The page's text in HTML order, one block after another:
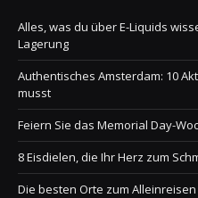
Alles, was du über E-Liquids
Lagerung
Authentisches Amsterdam: 10
musst
Feiern Sie das Memorial Day-
8 Eisdielen, die Ihr Herz zum
Die besten Orte zum Alleinreisen